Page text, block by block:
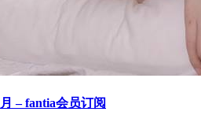
– fantia会员订阅